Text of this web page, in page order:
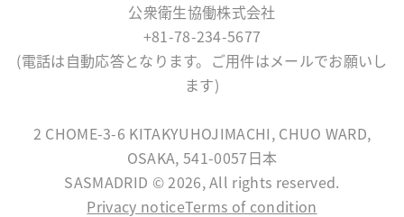
公衆衛生協働株式会社
+81-78-234-5677
(電話は自動応答となります。ご用件はメールでお願いし
ます)
2 CHOME-3-6 KITAKYUHOJIMACHI, CHUO WARD,
OSAKA, 541-0057日本
SASMADRID © 2026, All rights reserved.
Privacy noticeTerms of condition